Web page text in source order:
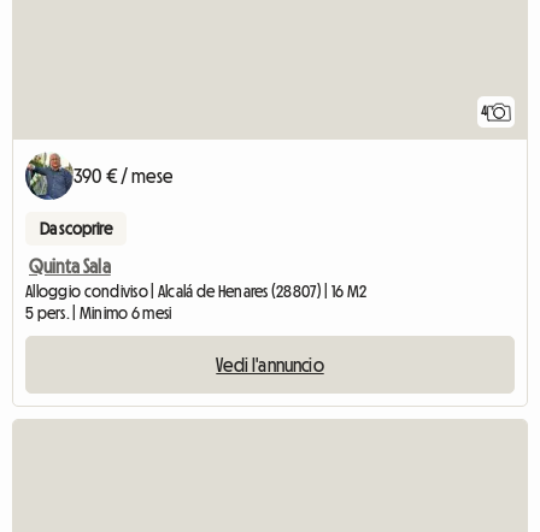
4
390 € / mese
Da scoprire
Quinta Sala
Alloggio condiviso | Alcalá de Henares (28807) | 16 M2
5 pers. | Minimo 6 mesi
Vedi l'annuncio